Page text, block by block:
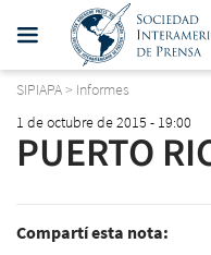
SIPIAPA> Informes
1 de octubre de 2015 - 19:00
PUERTO
Compartí esta nota: